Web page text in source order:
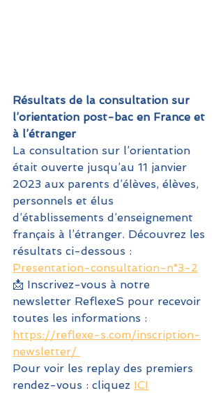
Résultats de la consultation sur
l’orientation post-bac en France et
à l’étranger
La consultation sur l’orientation
était ouverte jusqu’au 11 janvier
2023 aux parents d’élèves, élèves,
personnels et élus
d’établissements d’enseignement
français à l’étranger. Découvrez les
résultats ci-dessous :
Presentation-consultation-n°3-2
📩 Inscrivez-vous à notre
newsletter ReflexeS pour recevoir
toutes les informations :
https://reflexe-s.com/inscription-
newsletter/
Pour voir les replay des premiers
rendez-vous : cliquez ICI